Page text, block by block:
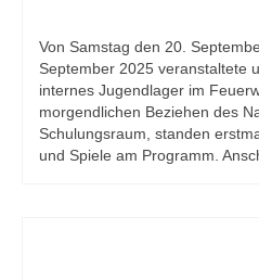
Von Samstag den 20.
September 2025 veranstaltete
internes Jugendlager im
morgendlichen Beziehen des
Schulungsraum, standen
und Spiele am Programm.